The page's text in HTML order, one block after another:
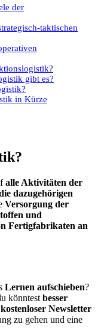
der
taktischen
gibt es?
in Kürze
alle Aktivitäten der
dazugehörigen
Versorgung der
und
Fertigfabrikaten an
Lernen aufschieben?
könntest besser
kostenloser Newsletter
zu gehen und eine